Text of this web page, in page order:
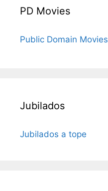
PD Movies
Public Domain Movies
Jubilados
Jubilados a tope